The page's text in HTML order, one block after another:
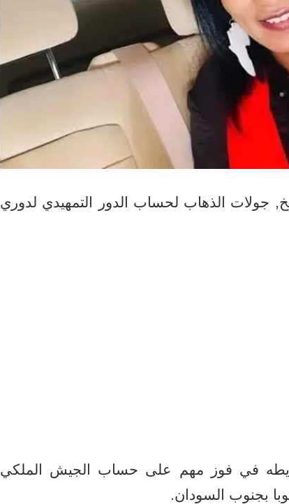
جولات الذهاب لحساب الدور التمهيدي لدوري
في فوز مهم على حساب الجيش الملكي
بجنوب السودان.